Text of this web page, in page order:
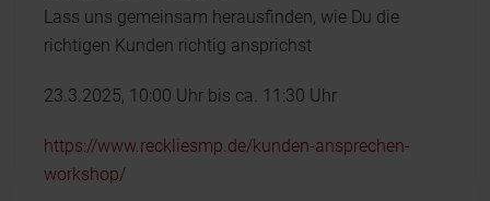
Lass uns gemeinsam herausfinden, wie Du die
richtigen Kunden richtig ansprichst
23.3.2025, 10:00 Uhr bis ca. 11:30 Uhr
https://www.reckliesmp.de/kunden-ansprechen-
workshop/